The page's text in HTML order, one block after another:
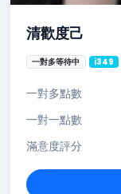
清歡度己
一對多等待中 i349
一對多點數
一對一點數
滿意度評分